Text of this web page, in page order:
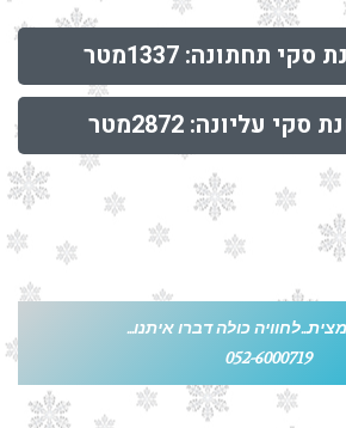
תחתונה: 1337מטר
עליונה: 2872מטר
כולה דברו איתנו...
052-6000719